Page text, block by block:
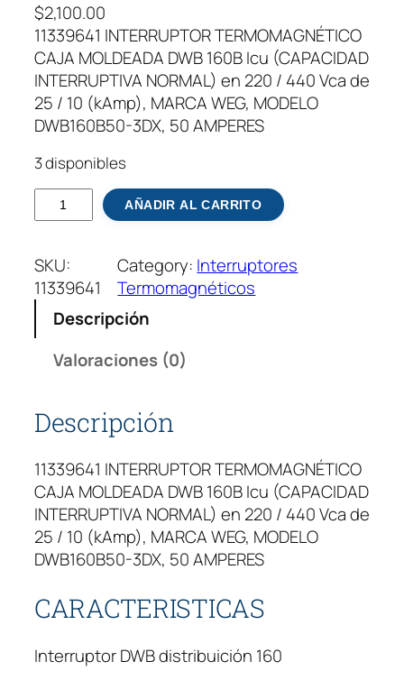
$2,100.00
11339641 INTERRUPTOR TERMOMAGNÉTICO
CAJA MOLDEADA DWB 160B Icu (CAPACIDAD
INTERRUPTIVA NORMAL) en 220 / 440 Vca de
25 / 10 (kAmp), MARCA WEG, MODELO
DWB160B50-3DX, 50 AMPERES
3 disponibles
N
E
R
U
R
E
R
M
O
M
G
É
AÑADIR AL CARRITO
SKU:
11339641
Category: Interruptores
Termomagnéticos
Descripción
Valoraciones (0)
Descripción
11339641 INTERRUPTOR TERMOMAGNÉTICO
CAJA MOLDEADA DWB 160B Icu (CAPACIDAD
INTERRUPTIVA NORMAL) en 220 / 440 Vca de
25 / 10 (kAmp), MARCA WEG, MODELO
DWB160B50-3DX, 50 AMPERES
CARACTERISTICAS
Interruptor DWB distribuición 160